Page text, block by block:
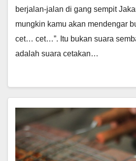
berjalan-jalan di gang sempit
mungkin kamu akan mendengar
cet… cet…”. Itu bukan suara
adalah suara cetakan…